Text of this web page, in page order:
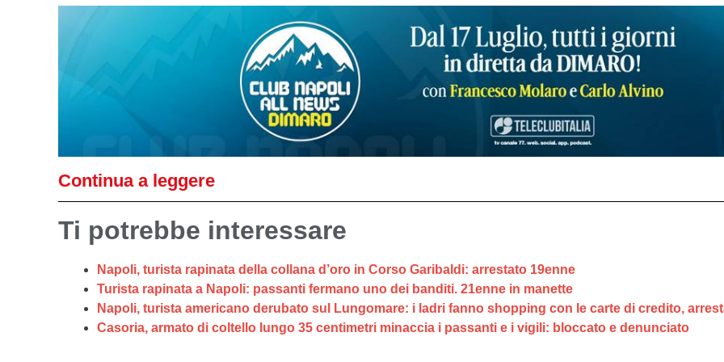
Continua a leggere
Ti potrebbe interessare
Napoli, turista rapinata della collana d’oro in Corso Garibaldi: arrestato 19enne
Turista rapinata a Napoli: passanti fermano uno dei banditi. 21enne in manette
Napoli, turista americano derubato sul Lungomare: i ladri fanno shopping con le carte di credito,
Casoria, armato di coltello lungo 35 centimetri minaccia i passanti e i vigili: bloccato e denunciato